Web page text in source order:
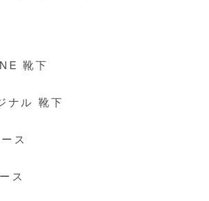
靴下
ナル 靴下
ス
ス